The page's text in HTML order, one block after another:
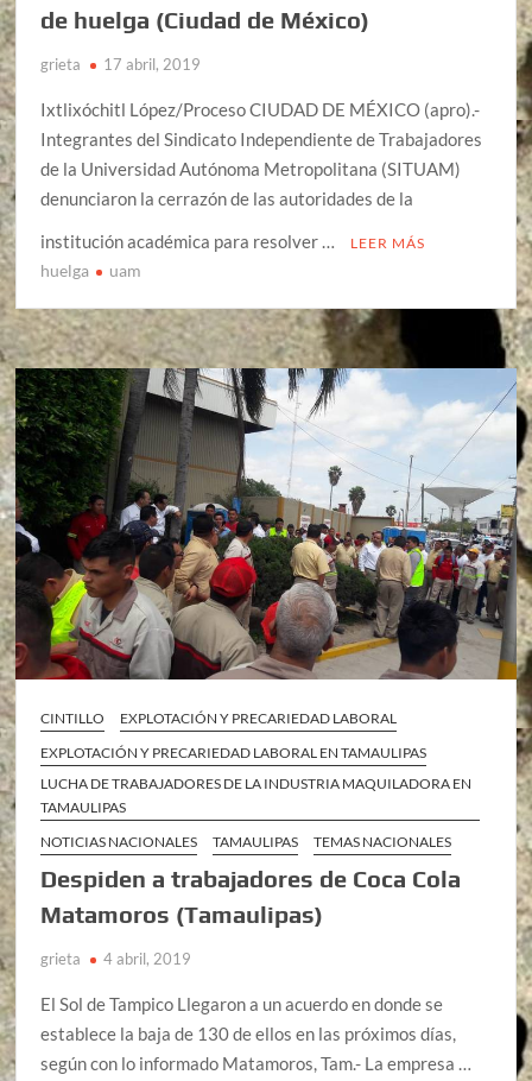
de huelga (Ciudad de México)
grieta 17 abril, 2019
Ixtlixóchitl López/Proceso CIUDAD DE MÉXICO (apro).-
Integrantes del Sindicato Independiente de Trabajadores
de la Universidad Autónoma Metropolitana (SITUAM)
denunciaron la cerrazón de las autoridades de la
institución académica para resolver …
LEER MÁS
huelga uam
CINTILLO
EXPLOTACIÓN Y PRECARIEDAD LABORAL
EXPLOTACIÓN Y PRECARIEDAD LABORAL EN TAMAULIPAS
LUCHA DE TRABAJADORES DE LA INDUSTRIA MAQUILADORA EN
TAMAULIPAS
NOTICIAS NACIONALES
TAMAULIPAS TEMAS NACIONALES
Despiden a trabajadores de Coca Cola
Matamoros (Tamaulipas)
grieta 4 abril, 2019
El Sol de Tampico Llegaron a un acuerdo en donde se
establece la baja de 130 de ellos en las próximos días,
según con lo informado Matamoros, Tam.- La empresa …